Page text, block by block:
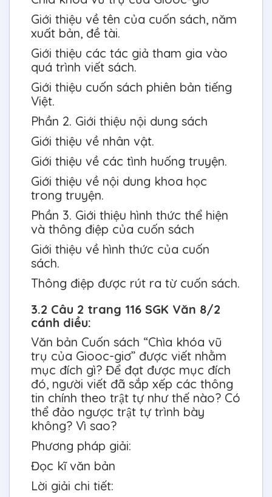
Giới thiệu về tên của cuốn sách, năm
xuất bản, đề tài.
Giới thiệu các tác giả tham gia vào
quá trình viết sách.
Giới thiệu cuốn sách phiên bản tiếng
Việt.
Phần 2. Giới thiệu nội dung sách
Giới thiệu về nhân vật.
Giới thiệu về các tình huống truyện.
Giới thiệu về nội dung khoa học
trong truyện.
Phần 3. Giới thiệu hình thức thể hiện
và thông điệp của cuốn sách
Giới thiệu về hình thức của cuốn
sách.
Thông điệp được rút ra từ cuốn sách.
3.2 Câu 2 trang 116 SGK Văn 8/2
cánh diều:
Văn bản Cuốn sách “Chìa khóa vũ
trụ của Giooc-giơ” được viết nhằm
mục đích gì? Để đạt được mục đích
đó, người viết đã sắp xếp các thông
tin chính theo trật tự như thế nào? Có
thể đảo ngược trật tự trình bày
không? Vì sao?
Phương pháp giải:
Đọc kĩ văn bản
Lời giải chi tiết: